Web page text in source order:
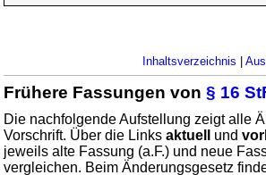
Inhaltsverzeichnis
Frühere Fassungen von§ 16
Die nachfolgende Aufstellung zeigt alle
Vorschrift. Über die Linksaktuell und
jeweils alte Fassung (a.F.) und neue
vergleichen. Beim Änderungsgesetz